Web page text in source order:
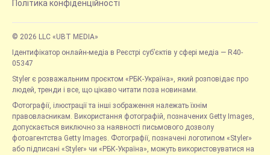
Політика конфіденційності
© 2026 LLC «UBT MEDIA»
Ідентифікатор онлайн-медіа в Реєстрі суб’єктів у сфері медіа — R40-
05347
Styler є розважальним проєктом «РБК-Україна», який розповідає про
людей, тренди і все, що цікаво читати поза новинами.
Фотографії, ілюстрації та інші зображення належать їхнім
правовласникам. Використання фотографій, позначених Getty Images,
допускається виключно за наявності письмового дозволу
фотоагентства Getty Images. Фотографії, позначені логотипом «Styler»
або підписані «Styler» чи «РБК-Україна», можуть використовуватися на